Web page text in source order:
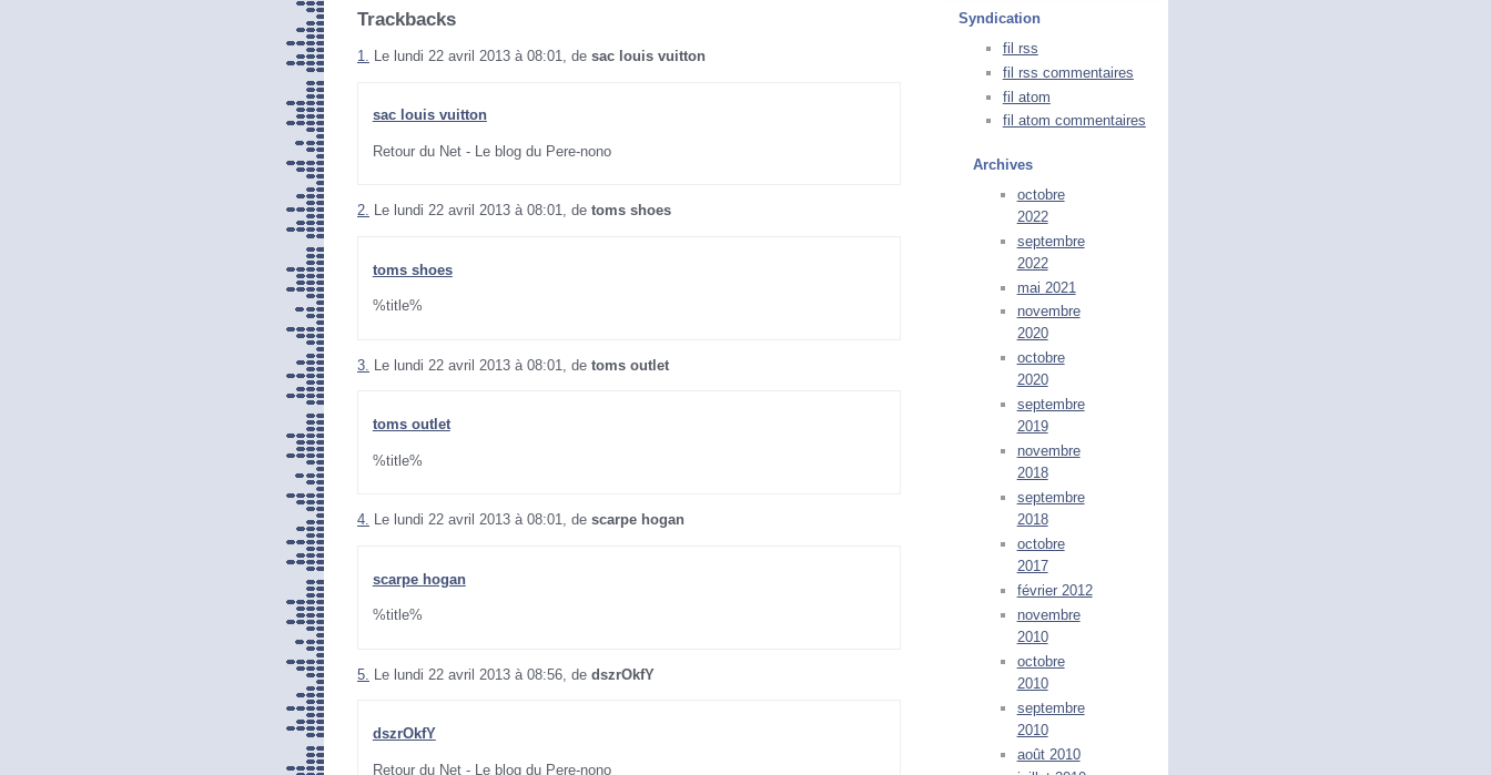
Syndication
fil rss
fil rss commentaires
fil atom
fil atom commentaires
Archives
octobre
2022
septembre
2022
mai 2021
novembre
2020
octobre
2020
septembre
2019
novembre
2018
septembre
2018
octobre
2017
février 2012
novembre
2010
octobre
2010
septembre
2010
août 2010
Trackbacks
1. Le lundi 22 avril 2013 à 08:01, de sac louis vuitton
sac louis vuitton
Retour du Net - Le blog du Pere-nono
2. Le lundi 22 avril 2013 à 08:01, de toms shoes
toms shoes
%title%
3. Le lundi 22 avril 2013 à 08:01, de toms outlet
toms outlet
%title%
4. Le lundi 22 avril 2013 à 08:01, de scarpe hogan
scarpe hogan
%title%
5. Le lundi 22 avril 2013 à 08:56, de dszrOkfY
dszrOkfY
Retour du Net - Le blog du Pere-nono